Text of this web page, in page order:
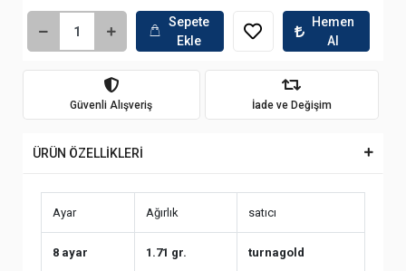
Sepete
Ekle
Hemen
Al
Güvenli Alışveriş İade ve Değişim
ÜRÜN ÖZELLİKLERİ
Ayar Ağırlık satıcı
8 ayar 1.71 gr. turnagold